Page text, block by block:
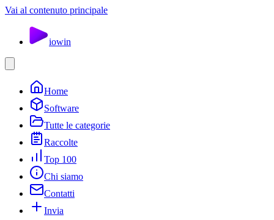
Vai al contenuto principale
iowin
Home
Software
Tutte le categorie
Raccolte
Top 100
Chi siamo
Contatti
Invia